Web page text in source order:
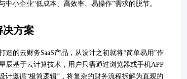
小企业“低成本、高效率、易操作”需求的脱节。
决方案
造的云财务SaaS产品，从设计之初就将“简单易用”作
辰基于云计算技术，用户只需通过浏览器或手机APP
遵循“极简逻辑”，将复杂的财务流程拆解为直观的